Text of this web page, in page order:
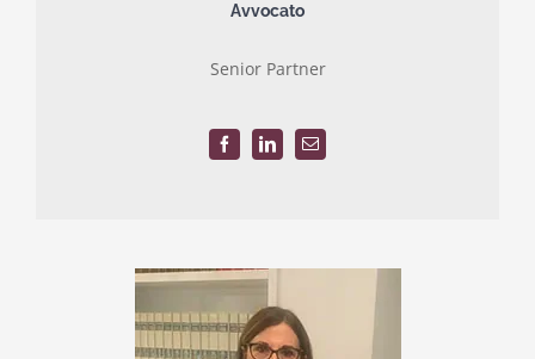
Avvocato
Senior Partner